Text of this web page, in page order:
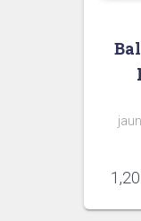
1,20